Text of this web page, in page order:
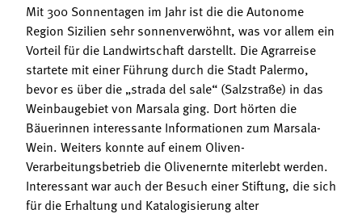
Mit 300 Sonnentagen im Jahr ist die die Autonome
Region Sizilien sehr sonnenverwöhnt, was vor allem ein
Vorteil für die Landwirtschaft darstellt. Die Agrarreise
startete mit einer Führung durch die Stadt Palermo,
bevor es über die „strada del sale“ (Salzstraße) in das
Weinbaugebiet von Marsala ging. Dort hörten die
Bäuerinnen interessante Informationen zum Marsala-
Wein. Weiters konnte auf einem Oliven-
Verarbeitungsbetrieb die Olivenernte miterlebt werden.
Interessant war auch der Besuch einer Stiftung, die sich
für die Erhaltung und Katalogisierung alter